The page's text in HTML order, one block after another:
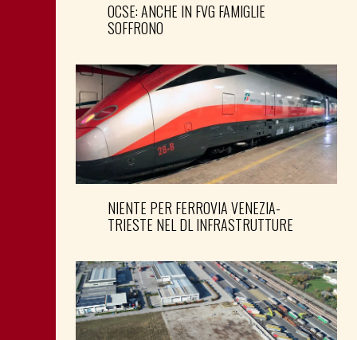
OCSE: ANCHE IN FVG FAMIGLIE
SOFFRONO
NIENTE PER FERROVIA VENEZIA-
TRIESTE NEL DL INFRASTRUTTURE